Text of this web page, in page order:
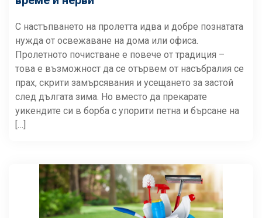
С настъпването на пролетта идва и добре познатата
нужда от освежаване на дома или офиса.
Пролетното почистване е повече от традиция –
това е възможност да се отървем от насъбралия се
прах, скрити замърсявания и усещането за застой
след дългата зима. Но вместо да прекарате
уикендите си в борба с упорити петна и бърсане на
[…]